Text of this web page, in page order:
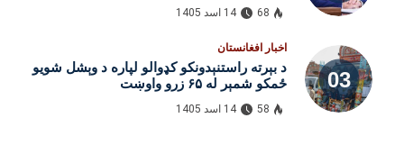
68 14 اسد 1405
اخبار افغانستان
د بېرته راستنېدونکو کډوالو لپاره د وېشل شویو
ځمکو شمېر له ۶۵ زرو واوښت
58 14 اسد 1405